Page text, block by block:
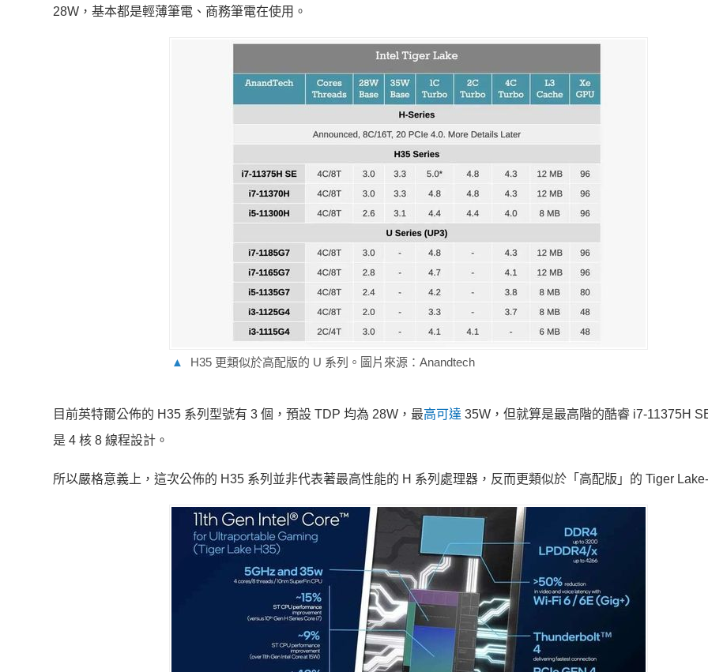
28W，基本都是輕薄筆電、商務筆電在使用。
▲ H35 更類似於高配版的 U 系列。圖片來源：Anandtech
目前英特爾公佈的 H35 系列型號有 3 個，預設 TDP 均為 28W，最高可達 35W，但就算是最高階的酷睿 i7-11375H
是 4 核 8 線程設計。
所以嚴格意義上，這次公佈的 H35 系列並非代表著最高性能的 H 系列處理器，反而更類似於「高配版」的 Tiger